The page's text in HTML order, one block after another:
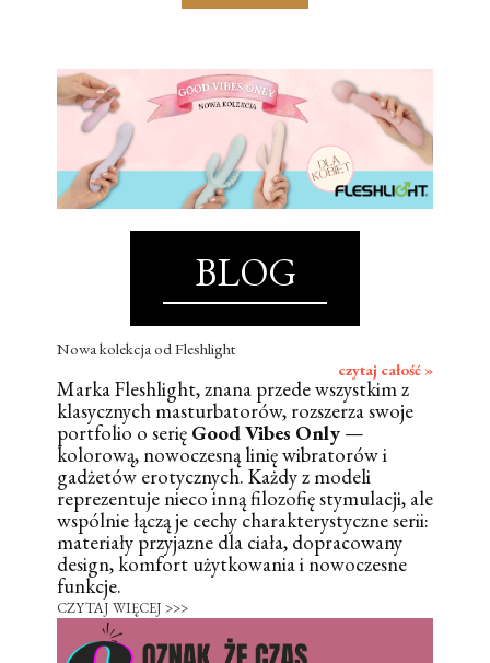
BLOG
Nowa kolekcja od Fleshlight
czytaj całość »
Marka Fleshlight, znana przede wszystkim z
klasycznych masturbatorów, rozszerza swoje
portfolio o serię Good Vibes Only —
kolorową, nowoczesną linię wibratorów i
gadżetów erotycznych. Każdy z modeli
reprezentuje nieco inną filozofię stymulacji, ale
wspólnie łączą je cechy charakterystyczne serii:
materiały przyjazne dla ciała, dopracowany
design, komfort użytkowania i nowoczesne
funkcje.
CZYTAJ WIĘCEJ >>>